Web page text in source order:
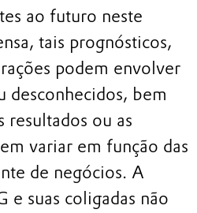
ao futuro neste
tais prognósticos,
podem envolver
desconhecidos, bem
resultados ou as
variar em função das
de negócios. A
e suas coligadas não